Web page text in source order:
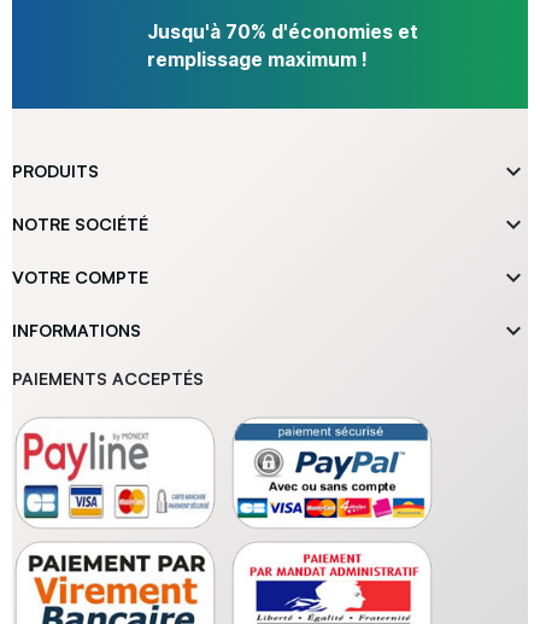
Jusqu'à 70% d'économies et
remplissage maximum !
PRODUITS 
NOTRE SOCIÉTÉ 
VOTRE COMPTE 
INFORMATIONS 
PAIEMENTS ACCEPTÉS